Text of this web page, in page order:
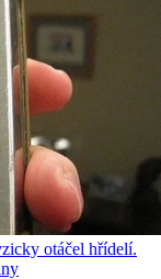
otáčel hřídelí.